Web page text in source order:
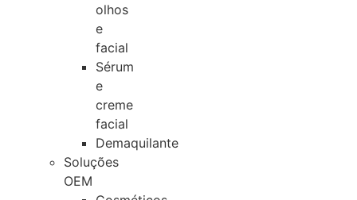
olhos
e
facial
Sérum
e
creme
facial
Demaquilante
Soluções
OEM